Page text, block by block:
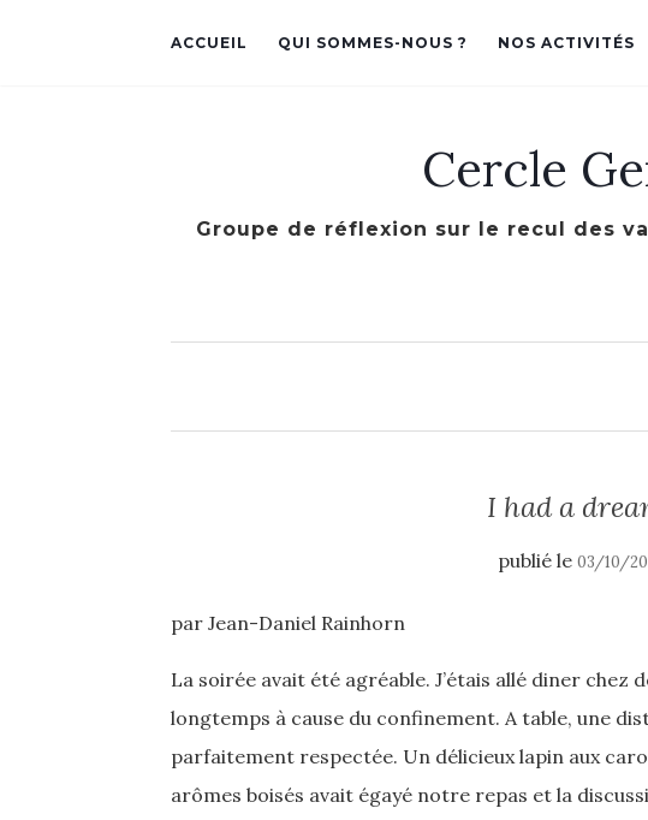
ACCUEIL QUI SOMMES-NOUS ? NOS ACTIVITÉS
Cercle
Groupe de réflexion sur le recul des
I had a
publié le03/10/
par Jean-Daniel Rainhorn
La soirée avait été agréable. J’étais allé diner chez
longtemps à cause du confinement. A table, une
parfaitement respectée. Un délicieux lapin aux
arômes boisés avait égayé notre repas et la